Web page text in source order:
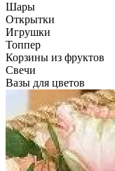
Шары
Открытки
Игрушки
Топпер
Корзины из фруктов
Свечи
Вазы для цветов